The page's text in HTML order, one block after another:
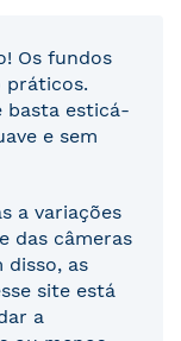
Os fundos
práticos.
basta esticá-
e sem
a variações
das câmeras
disso, as
site está
a